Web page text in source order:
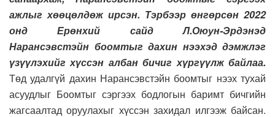
ажлыг хөөцөлдөж ирсэн. Тэрбээр өнгөрсөн 2022
онд Ерөнхий сайд Л.Оюун-Эрдэнэд
Нарансэвстэйн боомтыг дахин нээхэд дэмжлэг
үзүүлэхийг хүссэн албан бичиг хүргүүлж байлаа.
Төд удалгүй дахин Нарансэвстэйн боомтыг нээх тухай
асуудлыг Боомтыг сэргээх бодлогын баримт бичгийн
жагсаалтад оруулахыг хүссэн захидал илгээж байсан.